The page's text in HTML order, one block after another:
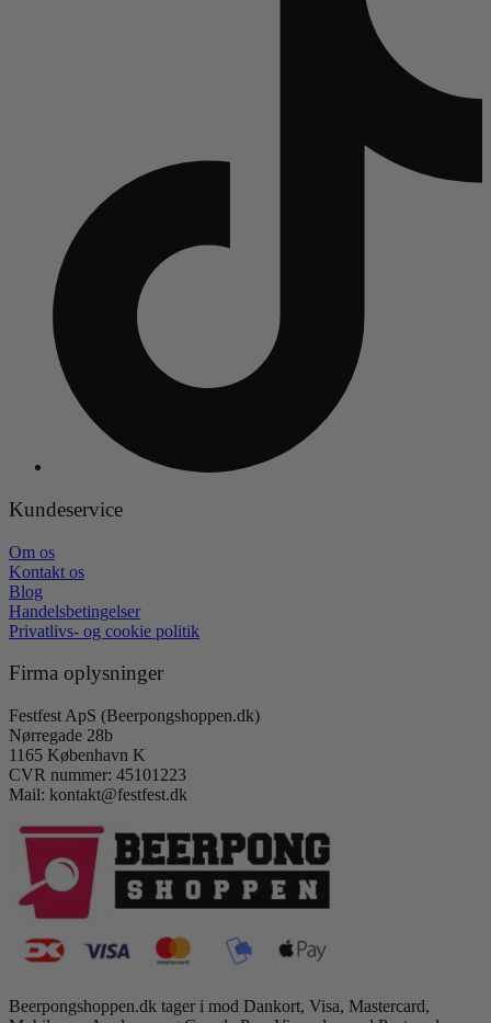
Kundeservice
Om os
Kontakt os
Blog
Handelsbetingelser
Privatlivs- og cookie politik
Firma oplysninger
Festfest ApS (Beerpongshoppen.dk)
Nørregade 28b
1165 København K
CVR nummer: 45101223
Mail: kontakt@festfest.dk
Beerpongshoppen.dk tager i mod Dankort, Visa, Mastercard,